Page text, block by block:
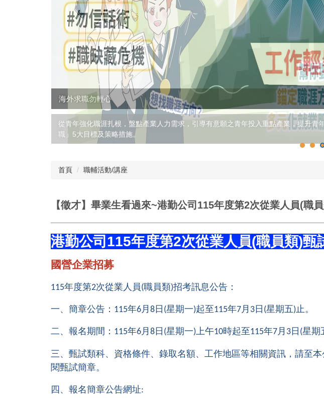
從青年強化職涯扎根，盤點產業人力需求，引導有意願之青年投入重點產業，提升
職」5大目標及策略措施。
海外求職勿輕心
首頁 職輔活動/講座
【徵才】畢業生看過來~港勤公司115年度第2次從業人員(職
港勤公司115年度第2次從業人員(職員類)甄
國營企業招募
115年度第2次從業人員(職員類)招考訊息公告：
一、簡章公告： 115年6 月 8日 (星期一)起至115年7 月 3日 (星期五)止。
二、報名期間： 115年6月 8日 (星期一)上午10時起至115年7月 3日 (星期
三、甄試類科、資格條件、錄取名額、工作地區等相關資訊， 請至
閱甄試簡章。
四、報名簡章公告網址: